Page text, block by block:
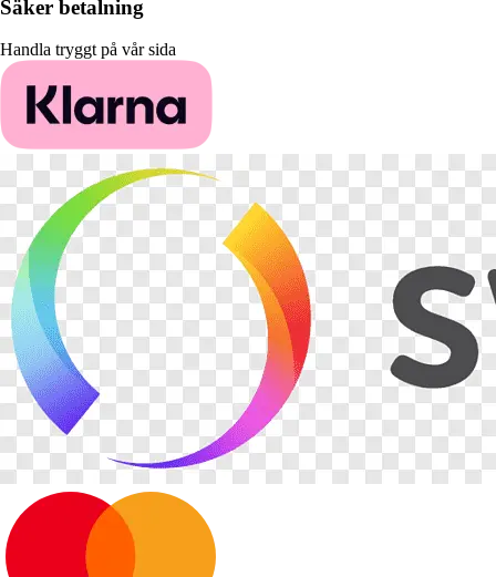
Säker betalning
Handla tryggt på vår sida